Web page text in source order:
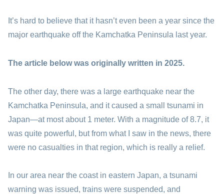
It’s hard to believe that it hasn’t even been a year since the
major earthquake off the Kamchatka Peninsula last year.
The article below was originally written in 2025.
The other day, there was a large earthquake near the
Kamchatka Peninsula, and it caused a small tsunami in
Japan—at most about 1 meter. With a magnitude of 8.7, it
was quite powerful, but from what I saw in the news, there
were no casualties in that region, which is really a relief.
In our area near the coast in eastern Japan, a tsunami
warning was issued, trains were suspended, and